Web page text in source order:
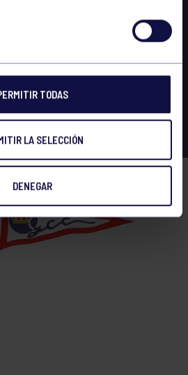
TODAS
LA SELECCIÓN
DENEGAR